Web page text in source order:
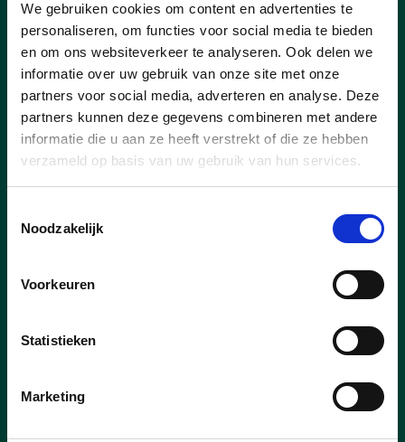
We gebruiken cookies om content en advertenties te
personaliseren, om functies voor social media te bieden
en om ons websiteverkeer te analyseren. Ook delen we
informatie over uw gebruik van onze site met onze
partners voor social media, adverteren en analyse. Deze
partners kunnen deze gegevens combineren met andere
informatie die u aan ze heeft verstrekt of die ze hebben
verzameld op basis van uw gebruik van hun services.
Noodzakelijk
Voorkeuren
Statistieken
Marketing